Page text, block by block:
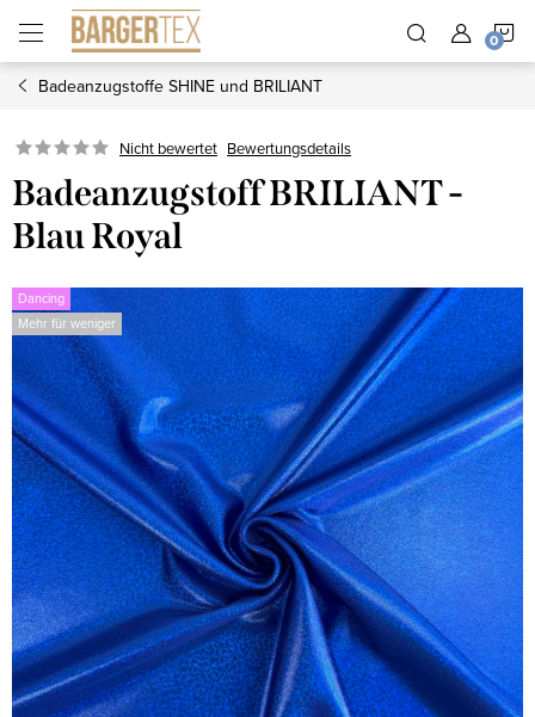
Inhalt
springen
Badeanzugstoffe SHINE und BRILIANT
Nicht bewertet Bewertungsdetails
Badeanzugstoff BRILIANT -
Blau Royal
Dancing
Mehr für weniger